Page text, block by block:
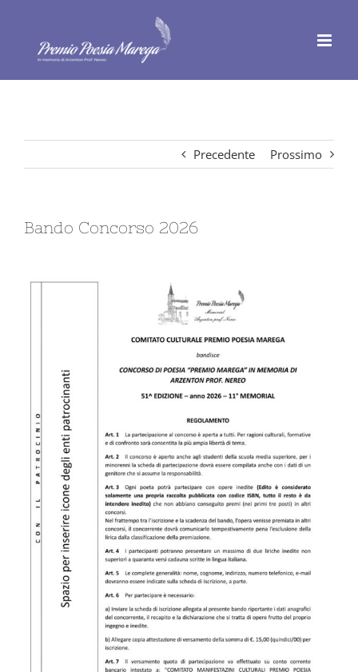
contenuto
Precedente Prossimo
Bando Concorso 2026